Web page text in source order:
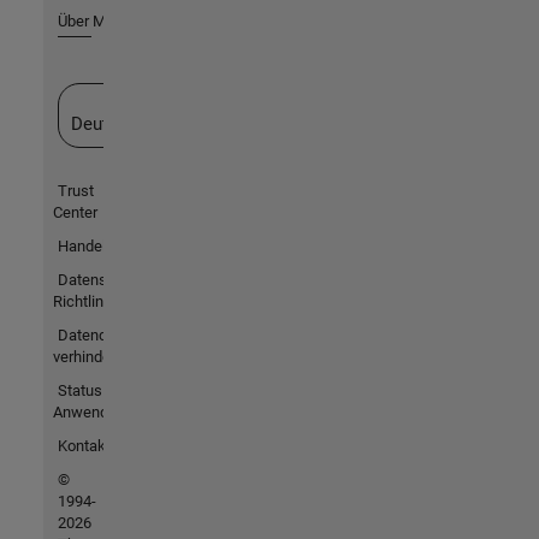
Über MathWorks
Deutschland
Trust
Center
Handelsmarken
Datenschutz-
Richtlinien
Datendiebstahl
verhindern
Status von
Anwendungen
Kontakt
©
1994-
2026